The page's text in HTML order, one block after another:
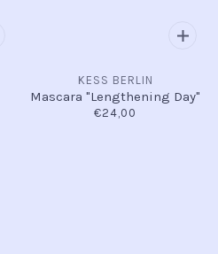
KESS BERLIN
Mascara "Lengthening Day"
€24,00